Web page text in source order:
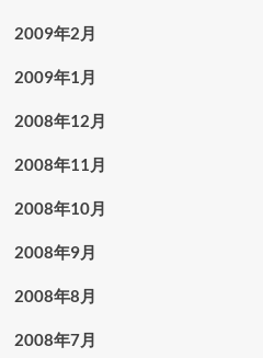
2009年2月
2009年1月
2008年12月
2008年11月
2008年10月
2008年9月
2008年8月
2008年7月